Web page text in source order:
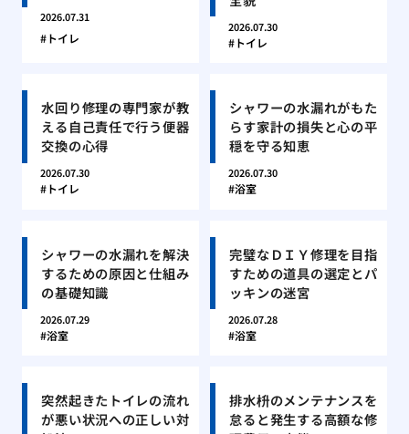
2026.07.31
トイレ
2026.07.30
トイレ
水回り修理の専門家が教
える自己責任で行う便器
交換の心得
2026.07.30
トイレ
シャワーの水漏れがもた
らす家計の損失と心の平
穏を守る知恵
2026.07.30
浴室
シャワーの水漏れを解決
するための原因と仕組み
の基礎知識
2026.07.29
浴室
完璧なＤＩＹ修理を目指
すための道具の選定とパ
ッキンの迷宮
2026.07.28
浴室
突然起きたトイレの流れ
が悪い状況への正しい対
排水枡のメンテナンスを
怠ると発生する高額な修